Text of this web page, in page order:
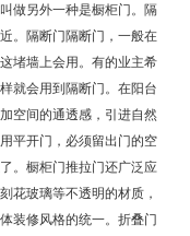
做另外一种是橱柜门。隔
。隔断门隔断门，一般在
堵墙上会用。有的业主希
就会用到隔断门。在阳台
空间的通透感，引进自然
平开门，必须留出门的空
。橱柜门推拉门还广泛应
花玻璃等不透明的材质，
装修风格的统一。折叠门